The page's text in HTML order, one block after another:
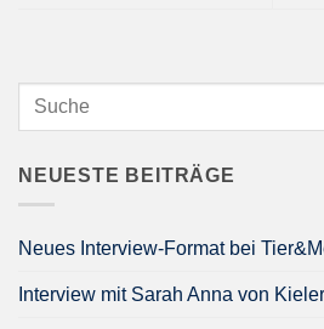
NEUESTE BEITRÄGE
Neues Interview-Format bei
Interview mit Sarah Anna von